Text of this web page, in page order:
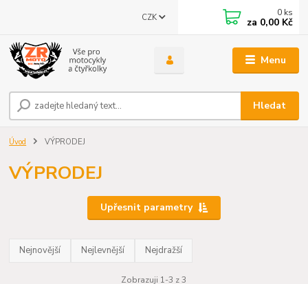
Menu
CZK
Hledat
0 ks
za 0,00 Kč
Úvod VÝPRODEJ
VÝPRODEJ
Upřesnit parametry
Nejnovější Nejlevnější Nejdražší
Zobrazuji 1-3 z 3